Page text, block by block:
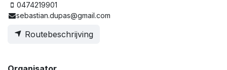
0474219901
sebastian.dupas@gmail.com
Routebeschrijving